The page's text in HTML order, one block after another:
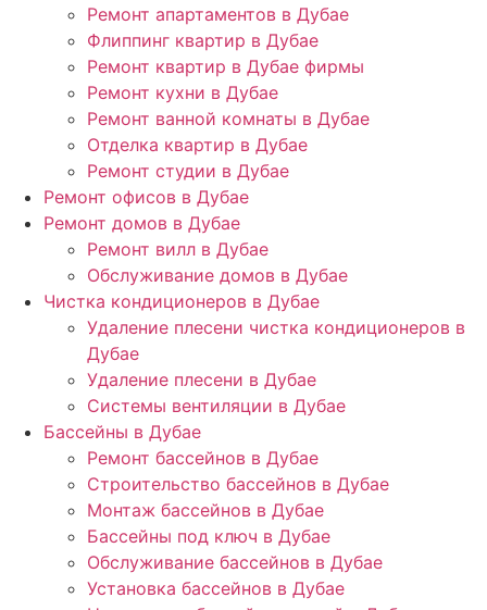
Ремонт апартаментов в Дубае
Флиппинг квартир в Дубае
Ремонт квартир в Дубае фирмы
Ремонт кухни в Дубае
Ремонт ванной комнаты в Дубае
Отделка квартир в Дубае
Ремонт студии в Дубае
Ремонт офисов в Дубае
Ремонт домов в Дубае
Ремонт вилл в Дубае
Обслуживание домов в Дубае
Чистка кондиционеров в Дубае
Удаление плесени чистка кондиционеров в
Дубае
Удаление плесени в Дубае
Системы вентиляции в Дубае
Бассейны в Дубае
Ремонт бассейнов в Дубае
Строительство бассейнов в Дубае
Монтаж бассейнов в Дубае
Бассейны под ключ в Дубае
Обслуживание бассейнов в Дубае
Установка бассейнов в Дубае